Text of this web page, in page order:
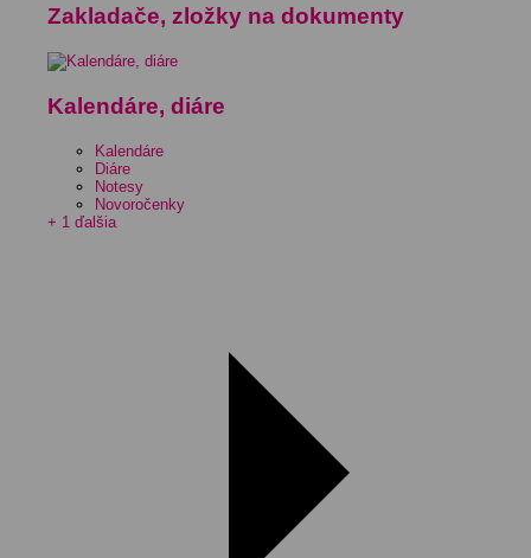
Zakladače, zložky na dokumenty
Kalendáre, diáre
Kalendáre
Diáre
Notesy
Novoročenky
+ 1 ďalšia